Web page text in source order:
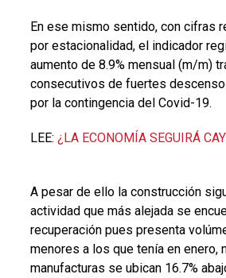
En ese mismo sentido, con cifras
por estacionalidad, el indicador
aumento de 8.9% mensual (m/m)
consecutivos de fuertes
por la contingencia del Covid-19.
LEE: ¿LA ECONOMÍA SEGUIRÁ
A pesar de ello la construcción
actividad que más alejada se
recuperación pues presenta
menores a los que tenía en enero,
manufacturas se ubican 16.7%